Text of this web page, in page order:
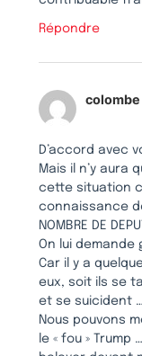
Répondre
colombe
D’accord avec
Mais il n’y aura
cette situation
connaissance
NOMBRE DE
On lui demande
Car il y a
eux, soit ils se
et se suicident
Nous pouvons
le « fou » Trump